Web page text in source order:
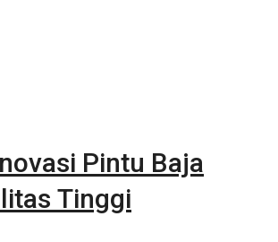
Pintu Baja
Tinggi